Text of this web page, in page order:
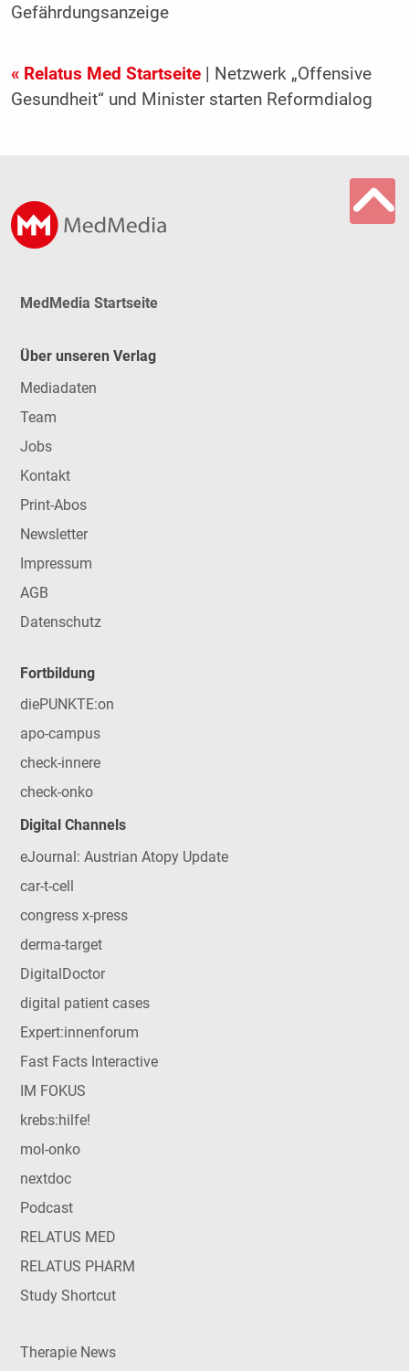
Gefährdungsanzeige
« Relatus Med Startseite| Netzwerk „Offensive
Gesundheit“ und Minister starten Reformdialog
MedMedia Startseite
Über unseren Verlag
Mediadaten
Team
Jobs
Kontakt
Print-Abos
Newsletter
Impressum
AGB
Datenschutz
Fortbildung
diePUNKTE:on
apo-campus
check-innere
check-onko
Digital Channels
eJournal: Austrian Atopy Update
car-t-cell
congress x-press
derma-target
DigitalDoctor
digital patient cases
Expert:innenforum
Fast Facts Interactive
IM FOKUS
krebs:hilfe!
mol-onko
nextdoc
Podcast
RELATUS MED
RELATUS PHARM
Study Shortcut
Therapie News